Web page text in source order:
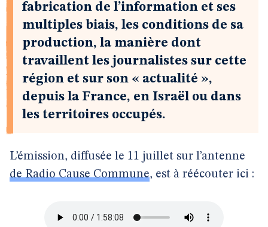
fabrication de l’information et ses
multiples biais, les conditions de sa
production, la manière dont
travaillent les journalistes sur cette
région et sur son « actualité »,
depuis la France, en Israël ou dans
les territoires occupés.
L’émission, diffusée le 11 juillet sur l’antenne
de Radio Cause Commune, est à réécouter ici :